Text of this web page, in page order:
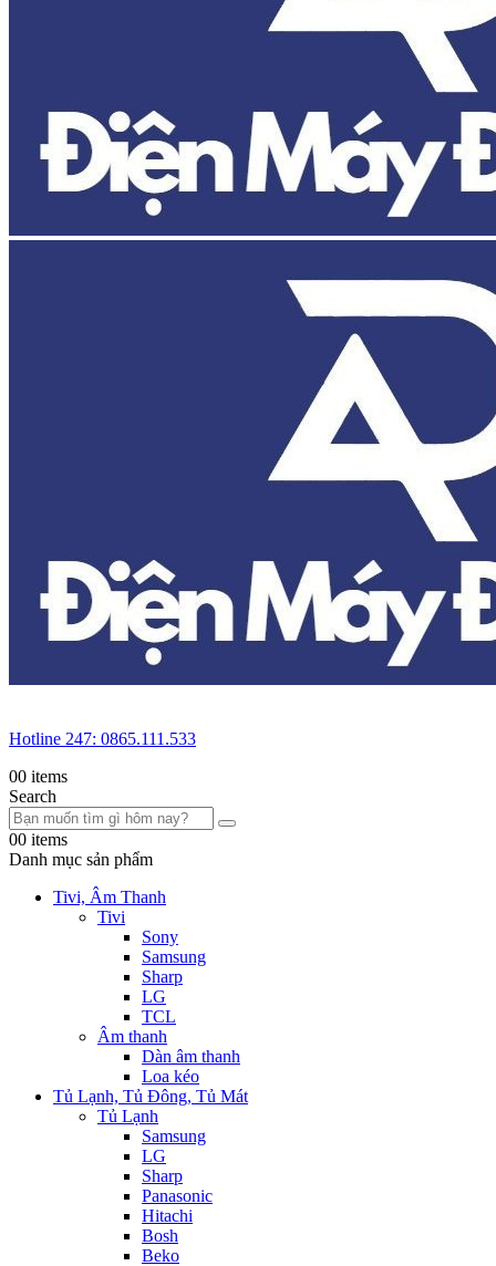
Hotline 247: 0865.111.533
00 items
Search
00 items
Danh mục sản phẩm
Tivi, Âm Thanh
Tivi
Sony
Samsung
Sharp
LG
TCL
Âm thanh
Dàn âm thanh
Loa kéo
Tủ Lạnh, Tủ Đông, Tủ Mát
Tủ Lạnh
Samsung
LG
Sharp
Panasonic
Hitachi
Bosh
Beko